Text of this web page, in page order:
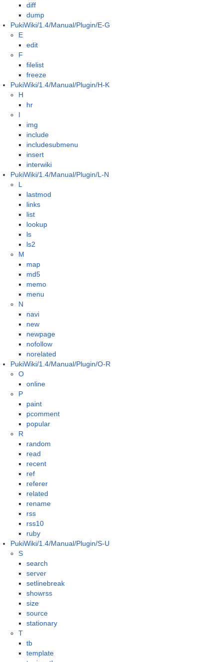
diff
dump
PukiWiki/1.4/Manual/Plugin/E-G
E
edit
F
filelist
freeze
PukiWiki/1.4/Manual/Plugin/H-K
H
hr
I
img
include
includesubmenu
insert
interwiki
PukiWiki/1.4/Manual/Plugin/L-N
L
lastmod
links
list
lookup
ls
ls2
M
map
md5
memo
menu
N
navi
new
newpage
nofollow
norelated
PukiWiki/1.4/Manual/Plugin/O-R
O
online
P
paint
pcomment
popular
R
random
read
recent
ref
referer
related
rename
rss
rss10
ruby
PukiWiki/1.4/Manual/Plugin/S-U
S
search
server
setlinebreak
showrss
size
source
stationary
T
tb
template